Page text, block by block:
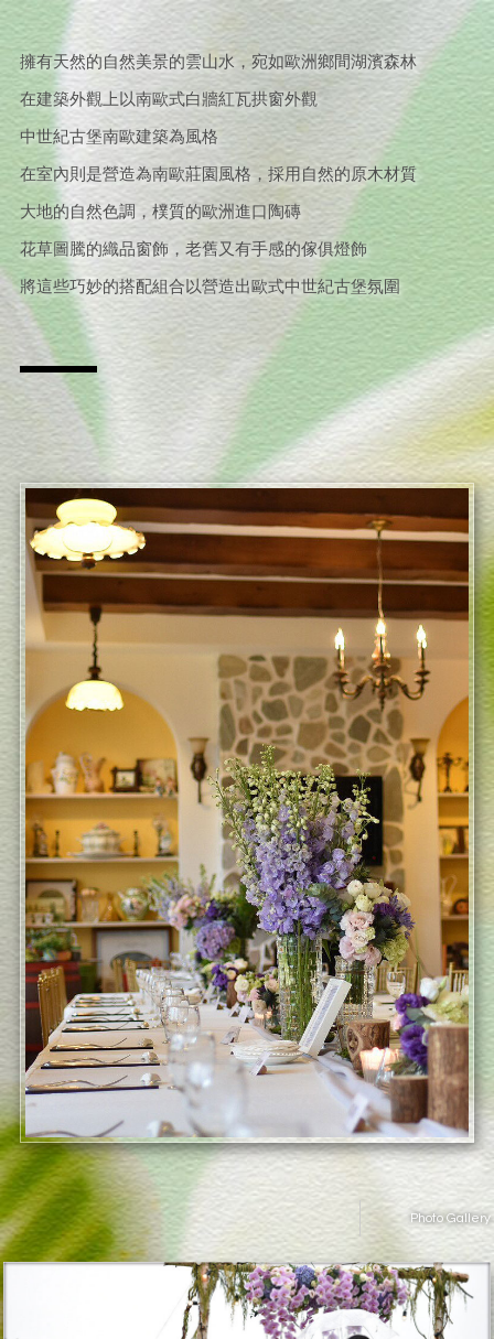
擁有天然的自然美景的雲山水，宛如歐洲鄉間湖濱森林
在建築外觀上以南歐式白牆紅瓦拱窗外觀
中世紀古堡南歐建築為風格
在室內則是營造為南歐莊園風格，採用自然的原木材質
大地的自然色調，樸質的歐洲進口陶磚
花草圖騰的織品窗飾，老舊又有手感的傢俱燈飾
將這些巧妙的搭配組合以營造出歐式中世紀古堡氛圍
Photo Gallery